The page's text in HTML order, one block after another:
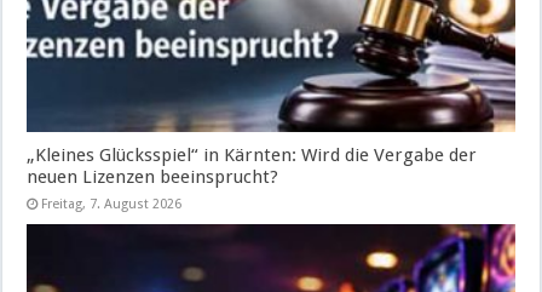
„Kleines Glücksspiel“ in Kärnten: Wird die Vergabe der
neuen Lizenzen beeinsprucht?
Freitag, 7. August 2026